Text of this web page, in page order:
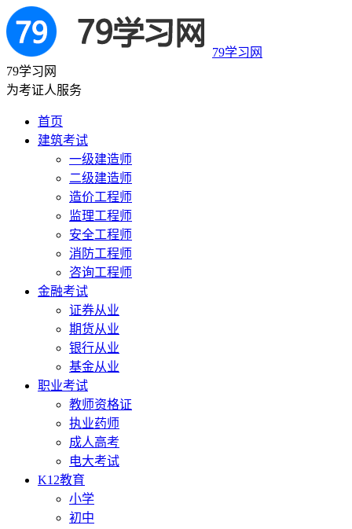
79学习网
79学习网
为考证人服务
首页
建筑考试
一级建造师
二级建造师
造价工程师
监理工程师
安全工程师
消防工程师
咨询工程师
金融考试
证券从业
期货从业
银行从业
基金从业
职业考试
教师资格证
执业药师
成人高考
电大考试
K12教育
小学
初中